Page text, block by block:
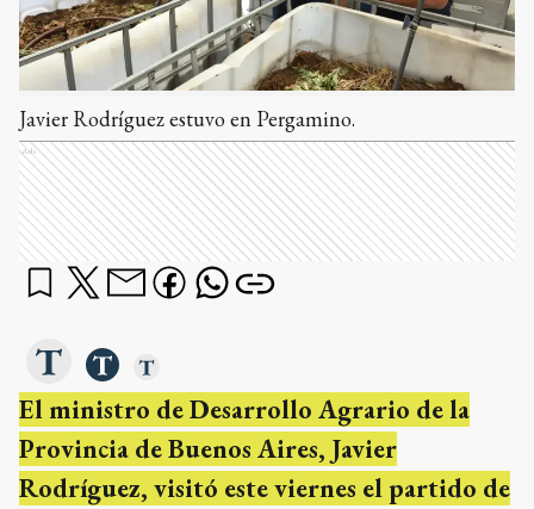
Javier Rodríguez estuvo en Pergamino.
Ads
El ministro de Desarrollo Agrario de la
Provincia de Buenos Aires, Javier
Rodríguez, visitó este viernes el partido de